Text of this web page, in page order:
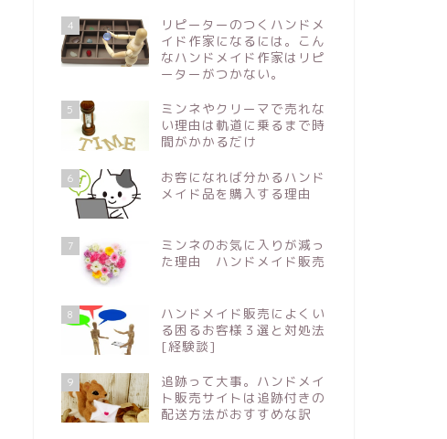
4
リピーターのつくハンドメ
イド作家になるには。こん
なハンドメイド作家はリピ
ーターがつかない。
5
ミンネやクリーマで売れな
い理由は軌道に乗るまで時
間がかかるだけ
6
お客になれば分かるハンド
メイド品を購入する理由
7
ミンネのお気に入りが減っ
た理由 ハンドメイド販売
8
ハンドメイド販売によくい
る困るお客様３選と対処法
[経験談]
9
追跡って大事。ハンドメイ
ト販売サイトは追跡付きの
配送方法がおすすめな訳